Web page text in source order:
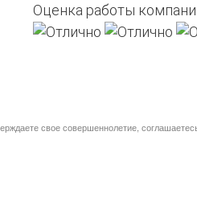
Оценка работы
свое совершеннолетие,